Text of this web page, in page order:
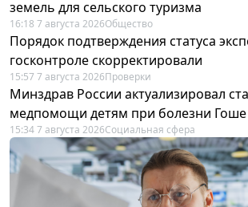
земель для сельского туризма
16:18 7 августа 2026Общество
Порядок подтверждения статуса
госконтроле скорректировали
15:57 7 августа 2026Проверки
Минздрав России актуализировал
медпомощи детям при болезни Гоше
15:34 7 августа 2026Социальная сфера